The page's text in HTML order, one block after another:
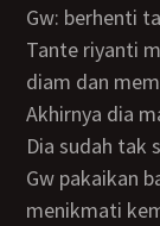
Gw: berhenti
Tante riyanti mengacungkan tangannya menyuruh gw
diam dan
Akhirnya dia
Dia sudah
Gw pakaikan bajunya kembali… Sambil mata gw
menikmati